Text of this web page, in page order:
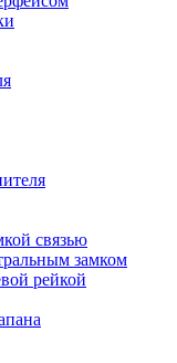
связью
замком
рейкой